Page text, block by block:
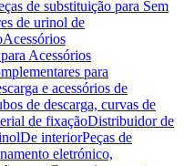
de substituição para Sem
de urinol de
Acessórios
Acessórios
para
e acessórios de
de descarga, curvas de
de fixaçãoDistribuidor de
De interiorPeças de
eletrónico,